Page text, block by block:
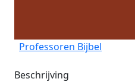
Professoren Bijbel
Beschrijving